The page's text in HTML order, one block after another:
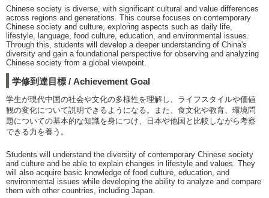
Chinese society is diverse, with significant cultural and value differences
across regions and generations. This course focuses on contemporary
Chinese society and culture, exploring aspects such as daily life,
lifestyle, language, food culture, education, and environmental issues.
Through this, students will develop a deeper understanding of China's
diversity and gain a foundational perspective for observing and analyzing
Chinese society from a global viewpoint.
学修到達目標 / Achievement Goal
学生が現代中国の社会や文化の多様性を理解し、ライフスタイルや価値
観の変化について説明できるようになる。また、食文化や教育、環境問
題についての基本的な知識を身につけ、日本や他国と比較しながら考察
できる力を養う。
Students will understand the diversity of contemporary Chinese society
and culture and be able to explain changes in lifestyle and values. They
will also acquire basic knowledge of food culture, education, and
environmental issues while developing the ability to analyze and compare
them with other countries, including Japan.